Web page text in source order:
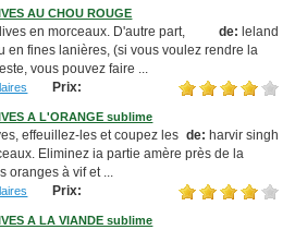
AU CHOU ROUGE
de: leland
en morceaux. D'autre part,
en fines lanières, (si vous voulez rendre la
vous pouvez faire ...
Prix:
A L'ORANGE sublime
de: harvir singh
effeuillez-les et coupez les
Eliminez ia partie amère près de la
oranges à vif et ...
Prix:
A LA VIANDE sublime